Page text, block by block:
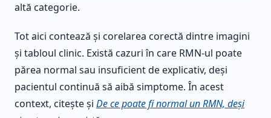
altă categorie.
Tot aici contează și corelarea corectă dintre imagini
și tabloul clinic. Există cazuri în care RMN-ul poate
părea normal sau insuficient de explicativ, deși
pacientul continuă să aibă simptome. În acest
context, citește și De ce poate fi normal un RMN, deși